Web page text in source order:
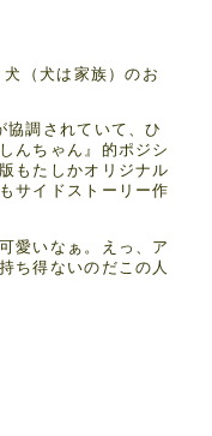
（犬は家族）のお
協調されていて、ひ
んちゃん』的ポジシ
もたしかオリジナル
サイドストーリー作
愛いなぁ。えっ、ア
得ないのだこの人